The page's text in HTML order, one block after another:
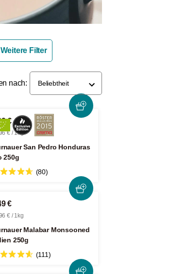
Weitere Filter
nach: Beliebtheit
€
€ / 1kg
San Pedro Honduras
250g
(80)
€
€ / 1kg
Malabar Monsooned
250g
(111)